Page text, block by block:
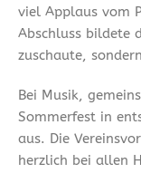
viel Applaus vom
Abschluss bildete
zuschaute,
Bei Musik,
Sommerfest in
aus. Die
herzlich bei allen